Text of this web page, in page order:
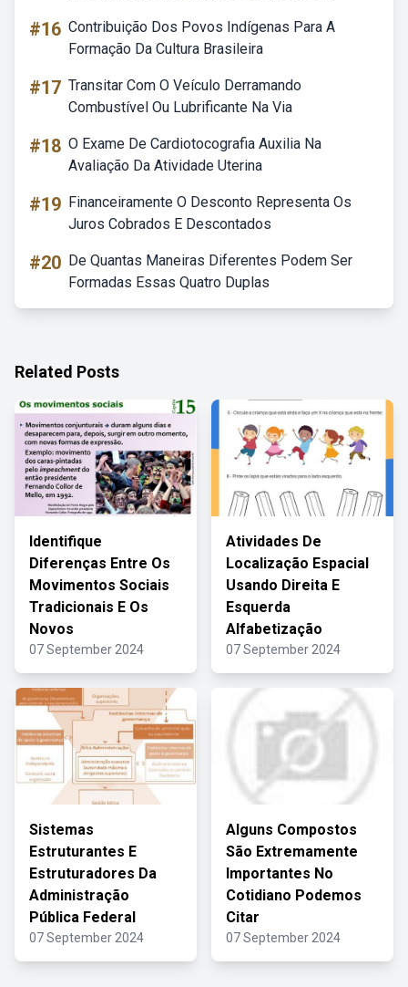
#16 Contribuição Dos Povos Indígenas Para A
Formação Da Cultura Brasileira
#17 Transitar Com O Veículo Derramando
Combustível Ou Lubrificante Na Via
#18 O Exame De Cardiotocografia Auxilia Na
Avaliação Da Atividade Uterina
#19 Financeiramente O Desconto Representa Os
Juros Cobrados E Descontados
#20 De Quantas Maneiras Diferentes Podem Ser
Formadas Essas Quatro Duplas
Related Posts
Identifique
Diferenças Entre Os
Movimentos Sociais
Tradicionais E Os
Novos
07 September 2024
Atividades De
Localização Espacial
Usando Direita E
Esquerda
Alfabetização
07 September 2024
Sistemas
Estruturantes E
Estruturadores Da
Administração
Pública Federal
07 September 2024
Alguns Compostos
São Extremamente
Importantes No
Cotidiano Podemos
Citar
07 September 2024